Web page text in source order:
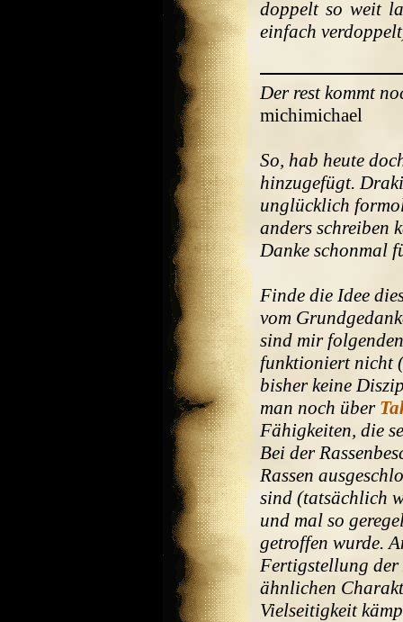
doppelt so weit
einfach
Der rest kommt
michimichael
So, hab heute
hinzugefügt.
unglücklich
anders schreiben
Danke schonmal
Finde die Idee
vom
sind mir
funktioniert nicht
bisher keine
man noch über
Fähigkeiten, die
Bei der
Rassen
sind (tatsächlich
und mal so
getroffen wurde.
Fertigstellung
ähnlichen
Vielseitigkeit